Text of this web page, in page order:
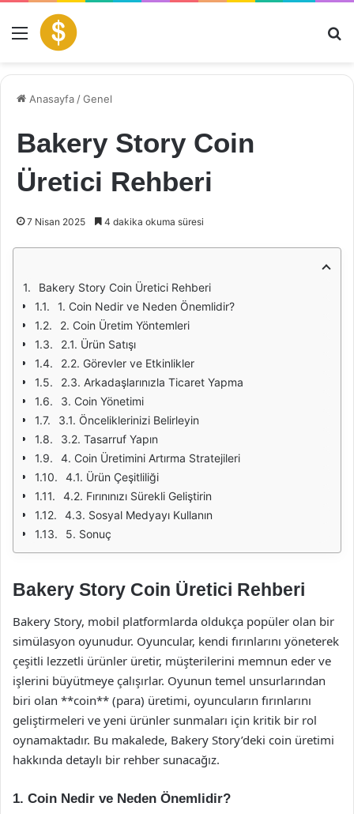
Menü
Anasayfa /Genel
Bakery Story Coin
Üretici Rehberi
7 Nisan 2025 4 dakika okuma süresi
Bakery Story Coin Üretici Rehberi
1. Coin Nedir ve Neden Önemlidir?
2. Coin Üretim Yöntemleri
2.1. Ürün Satışı
2.2. Görevler ve Etkinlikler
2.3. Arkadaşlarınızla Ticaret Yapma
3. Coin Yönetimi
3.1. Önceliklerinizi Belirleyin
3.2. Tasarruf Yapın
4. Coin Üretimini Artırma Stratejileri
4.1. Ürün Çeşitliliği
4.2. Fırınınızı Sürekli Geliştirin
4.3. Sosyal Medyayı Kullanın
5. Sonuç
Bakery Story Coin Üretici Rehberi
Bakery Story, mobil platformlarda oldukça popüler olan bir
simülasyon oyunudur. Oyuncular, kendi fırınlarını yöneterek
çeşitli lezzetli ürünler üretir, müşterilerini memnun eder ve
işlerini büyütmeye çalışırlar. Oyunun temel unsurlarından
biri olan **coin** (para) üretimi, oyuncuların fırınlarını
geliştirmeleri ve yeni ürünler sunmaları için kritik bir rol
oynamaktadır. Bu makalede, Bakery Story’deki coin üretimi
hakkında detaylı bir rehber sunacağız.
1. Coin Nedir ve Neden Önemlidir?